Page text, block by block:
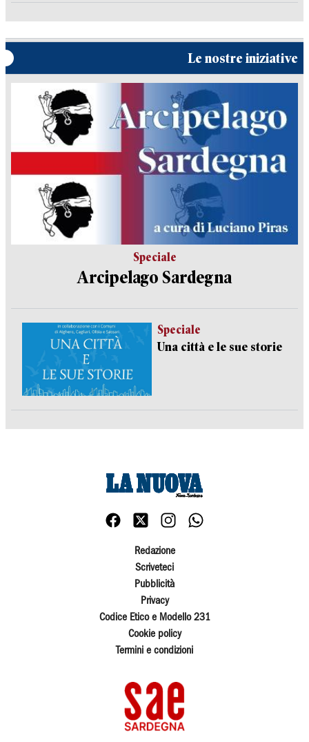
Le nostre iniziative
Speciale
Arcipelago Sardegna
Speciale
Una città e le sue storie
Redazione
Scriveteci
Pubblicità
Privacy
Codice Etico e Modello 231
Cookie policy
Termini e condizioni